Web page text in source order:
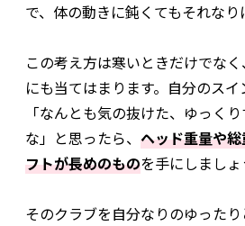
で、体の動きに鈍くてもそれなり
この考え方は寒いときだけでな
にも当てはまります。自分のスイ
「なんとも気の抜けた、ゆっく
な」と思ったら、 ヘッド重量や
フトが長めのものを手にしましょ
そのクラブを自分なりのゆった